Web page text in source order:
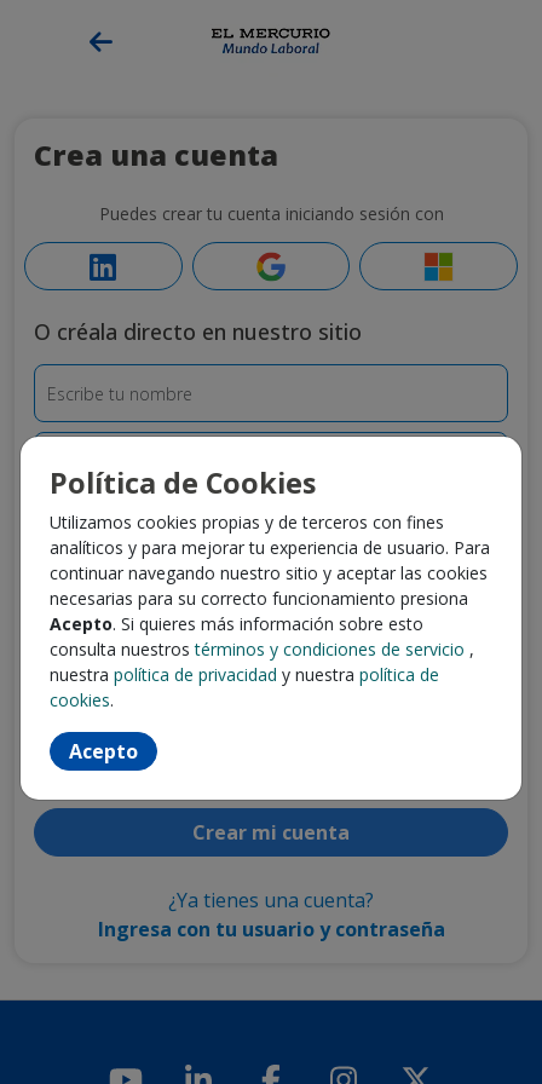
Crea una cuenta
Puedes crear tu cuenta iniciando sesión con
O créala directo en nuestro sitio
Escribe tu nombre
Escribe tus apellidos
Origen Teléfono Teléfono
Escribe tu email
Escribe tu contraseña
Al presionar "Crear mi cuenta
aceptado los Términos y condiciones de servicio -
Crear mi cuenta
¿Ya tienes una cuenta?
Ingresa con tu usuario y contraseña
Política de Cookies
Utilizamos cookies propias y de terceros con fines
analíticos y para mejorar tu experiencia de usuario. Para
continuar navegando nuestro sitio y aceptar las cookies
necesarias para su correcto funcionamiento presiona
Acepto. Si quieres más información sobre esto
consulta nuestrostérminos y condiciones de servicio ,
nuestra política de privacidad y nuestra política de
cookies.
Acepto